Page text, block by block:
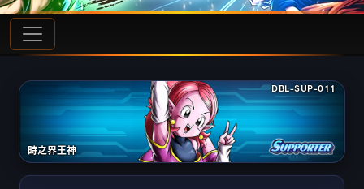
時之界王神
DBL-SUP-011